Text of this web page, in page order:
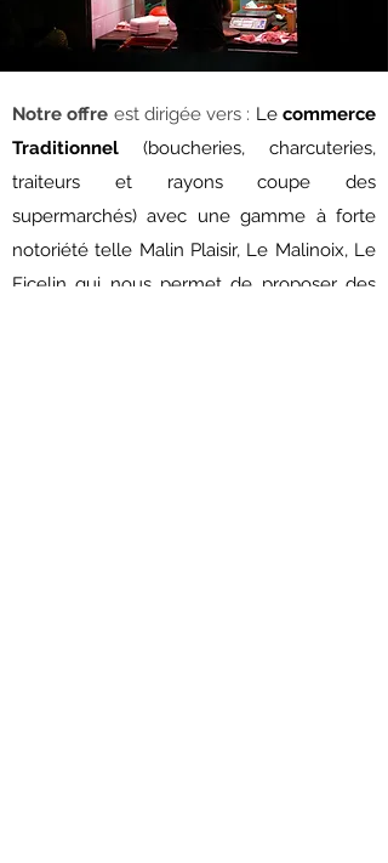
Notre offre est dirigée vers : Lecommerce
Traditionnel (boucheries, charcuteries,
traiteurs et rayons coupe des
supermarchés) avec une gamme à forte
notoriété telle Malin Plaisir, Le Malinoix, Le
Ficelin qui nous permet de proposer des